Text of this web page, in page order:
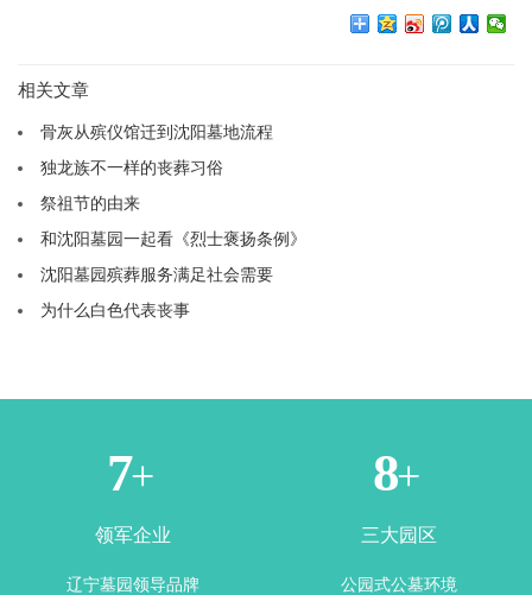
相关文章
骨灰从殡仪馆迁到沈阳墓地流程
独龙族不一样的丧葬习俗
祭祖节的由来
和沈阳墓园一起看《烈士褒扬条例》
沈阳墓园殡葬服务满足社会需要
为什么白色代表丧事
2+
领军企业
辽宁墓园领导品牌
4+
三大园区
公园式公墓环境